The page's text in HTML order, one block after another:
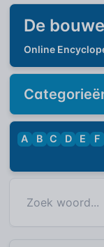
De
Online
A B C D E F